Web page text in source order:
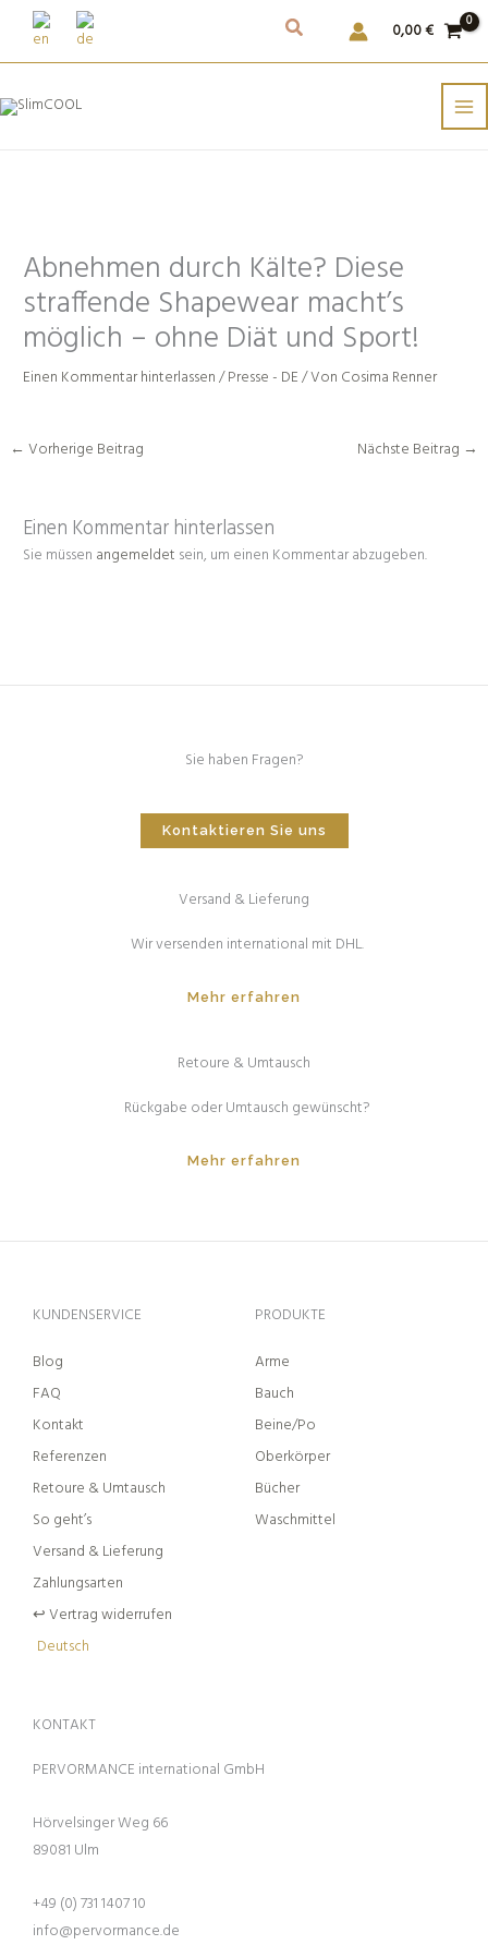
Weiter
Inhalt
0,00€
Abnehmen durch Kälte? Diese
straffende Shapewear macht’s
möglich – ohne Diät und Sport!
Einen Kommentar hinterlassen/Presse - DE/ Von Cosima Renner
← Vorherige Beitrag Nächste Beitrag →
Einen Kommentar hinterlassen
Sie müssen angemeldet sein, um einen Kommentar abzugeben.
Sie haben Fragen?
Kontaktieren Sie uns
Versand & Lieferung
Wir versenden international mit DHL.
Mehr erfahren
Retoure & Umtausch
Rückgabe oder Umtausch gewünscht?
Mehr erfahren
KUNDENSERVICE
Blog
FAQ
Kontakt
Referenzen
Retoure & Umtausch
So geht’s
Versand & Lieferung
Zahlungsarten
↩︎ Vertrag widerrufen
Deutsch
PRODUKTE
Arme
Bauch
Beine/Po
Oberkörper
Bücher
Waschmittel
KONTAKT
PERVORMANCE international GmbH
Hörvelsinger Weg 66
89081 Ulm
+49 (0) 731 1407 10
info@pervormance.de